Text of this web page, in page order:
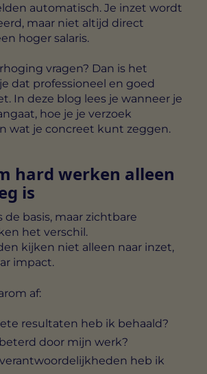
automatisch. Je inzet wordt
maar niet altijd direct
hoger salaris.
vragen? Dan is het
dat professioneel en goed
In deze blog lees je wanneer je
hoe je je verzoek
wat je concreet kunt zeggen.
hard werken alleen
is
de basis, maar zichtbare
het verschil.
kijken niet alleen naar inzet,
impact.
af:
resultaten heb ik behaald?
door mijn werk?
heb ik